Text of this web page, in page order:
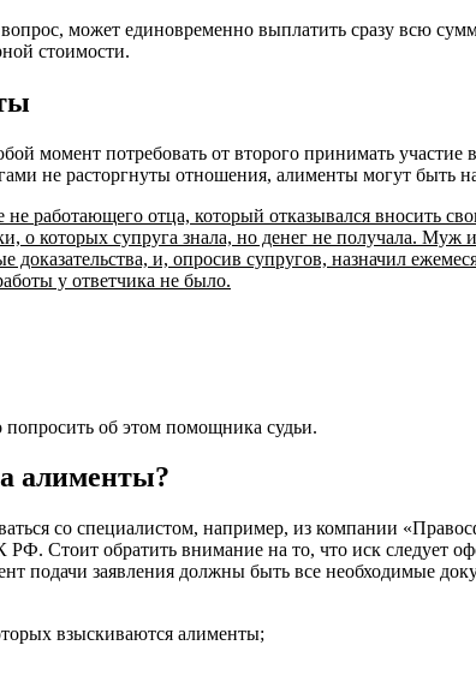
может единовременно выплатить сразу всю
стоимости.
момент потребовать от второго принимать участие
не расторгнуты отношения, алименты могут быть
работающего отца, который отказывался вносить
о которых супруга знала, но денег не получала. Муж
доказательства, и, опросив супругов, назначил
у ответчика не было.
попросить об этом помощника судьи.
алименты?
со специалистом, например, из компании
Стоит обратить внимание на то, что иск следует
подачи заявления должны быть все необходимые
взыскиваются алименты;